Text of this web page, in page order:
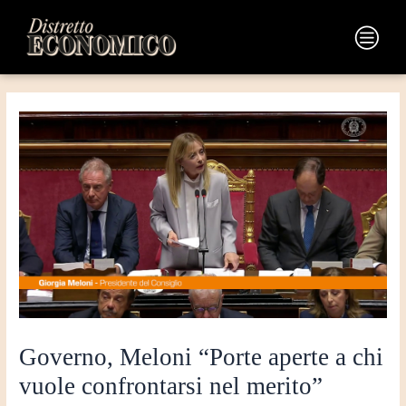
contenuto
Main
Menu
Governo, Meloni “Porte aperte a chi
vuole confrontarsi nel merito”
articoli